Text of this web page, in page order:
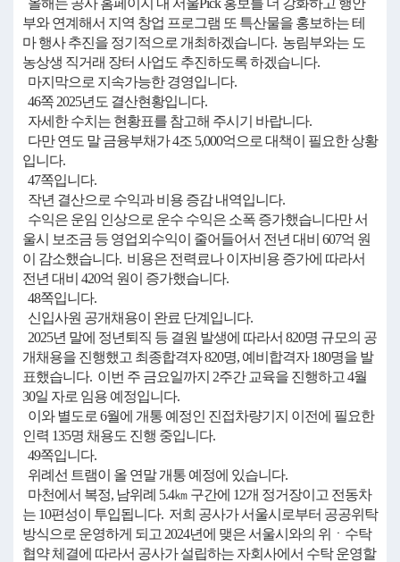
올해는 공사 홈페이지 내 서울Pick 홍보를 더 강화하고 행안
부와 연계해서 지역 창업 프로그램 또 특산물을 홍보하는 테
마 행사 추진을 정기적으로 개최하겠습니다. 농림부와는 도
농상생 직거래 장터 사업도 추진하도록 하겠습니다.
마지막으로 지속가능한 경영입니다.
46쪽 2025년도 결산현황입니다.
자세한 수치는 현황표를 참고해 주시기 바랍니다.
다만 연도 말 금융부채가 4조 5,000억으로 대책이 필요한 상황
입니다.
47쪽입니다.
작년 결산으로 수익과 비용 증감 내역입니다.
수익은 운임 인상으로 운수 수익은 소폭 증가했습니다만 서
울시 보조금 등 영업외수익이 줄어들어서 전년 대비 607억 원
이 감소했습니다. 비용은 전력료나 이자비용 증가에 따라서
전년 대비 420억 원이 증가했습니다.
48쪽입니다.
신입사원 공개채용이 완료 단계입니다.
2025년 말에 정년퇴직 등 결원 발생에 따라서 820명 규모의 공
개채용을 진행했고 최종합격자 820명, 예비합격자 180명을 발
표했습니다. 이번 주 금요일까지 2주간 교육을 진행하고 4월
30일 자로 임용 예정입니다.
이와 별도로 6월에 개통 예정인 진접차량기지 이전에 필요한
인력 135명 채용도 진행 중입니다.
49쪽입니다.
위례선 트램이 올 연말 개통 예정에 있습니다.
마천에서 복정, 남위례 5.4㎞ 구간에 12개 정거장이고 전동차
는 10편성이 투입됩니다. 저희 공사가 서울시로부터 공공위탁
방식으로 운영하게 되고 2024년에 맺은 서울시와의 위ㆍ수탁
협약 체결에 따라서 공사가 설립하는 자회사에서 수탁 운영할